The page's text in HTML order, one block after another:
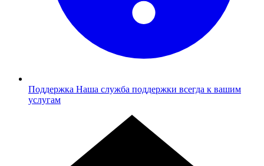
Поддержка Наша служба поддержки всегда к вашим
услугам